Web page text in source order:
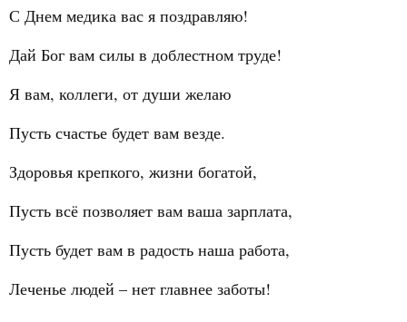
С Днем медика вас я поздравляю!
Дай Бог вам силы в доблестном труде!
Я вам, коллеги, от души желаю
Пусть счастье будет вам везде.
Здоровья крепкого, жизни богатой,
Пусть всё позволяет вам ваша зарплата,
Пусть будет вам в радость наша работа,
Леченье людей – нет главнее заботы!